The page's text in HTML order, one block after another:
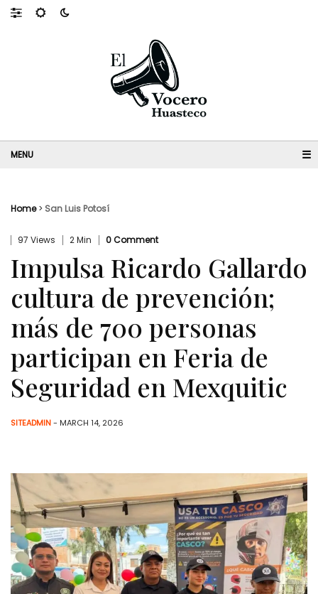
☰
Home> San Luis Potosí
97 Views 2 Min 0 Comment
Impulsa Ricardo Gallardo
cultura de prevención;
más de 700 personas
participan en Feria de
Seguridad en Mexquitic
SITEADMIN- MARCH 14, 2026